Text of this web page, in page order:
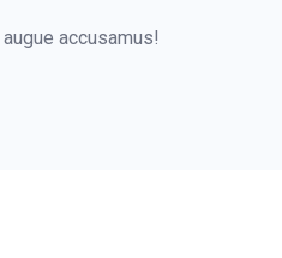
accusamus!